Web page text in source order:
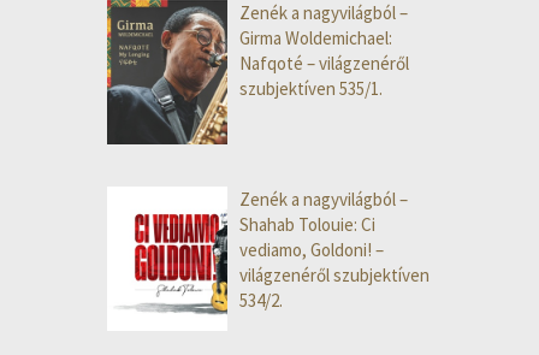
Zenék a nagyvilágból –
Girma Woldemichael:
Nafqoté – világzenéről
szubjektíven 535/1.
Zenék a nagyvilágból –
Shahab Tolouie: Ci
vediamo, Goldoni! –
világzenéről szubjektíven
534/2.